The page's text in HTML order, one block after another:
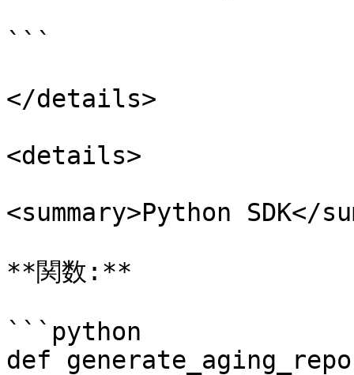
```
</details>
<details>
<summary>Python SDK</
**関数:**
```python
def